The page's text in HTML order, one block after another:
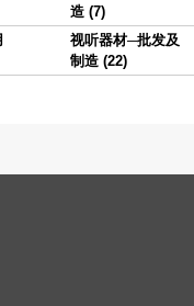
造 (7)
视听器材─批发及
制造 (22)